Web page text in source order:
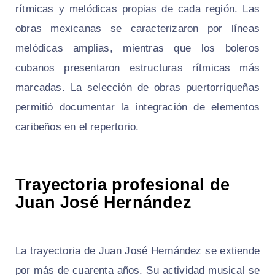
rítmicas y melódicas propias de cada región. Las
obras mexicanas se caracterizaron por líneas
melódicas amplias, mientras que los boleros
cubanos presentaron estructuras rítmicas más
marcadas. La selección de obras puertorriqueñas
permitió documentar la integración de elementos
caribeños en el repertorio.
Trayectoria profesional de
Juan José Hernández
La trayectoria de Juan José Hernández se extiende
por más de cuarenta años. Su actividad musical se